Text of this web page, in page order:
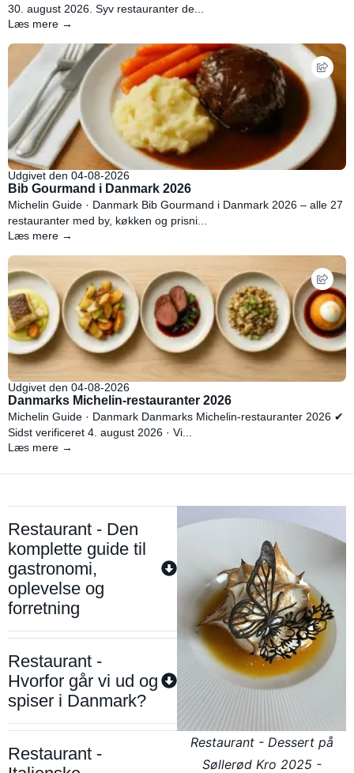
30. august 2026. Syv restauranter de...
Læs mere →
Udgivet den 04-08-2026
Bib Gourmand i Danmark 2026
Michelin Guide · Danmark Bib Gourmand i Danmark 2026 – alle 27
restauranter med by, køkken og prisni...
Læs mere →
Udgivet den 04-08-2026
Danmarks Michelin-restauranter 2026
Michelin Guide · Danmark Danmarks Michelin-restauranter 2026 ✔
Sidst verificeret 4. august 2026 · Vi...
Læs mere →
Restaurant - Den
komplette guide til
gastronomi,
oplevelse og
forretning
Restaurant -
Hvorfor går vi ud og
spiser i Danmark?
Restaurant -
Restaurant - Dessert på
Søllerød Kro 2025 -